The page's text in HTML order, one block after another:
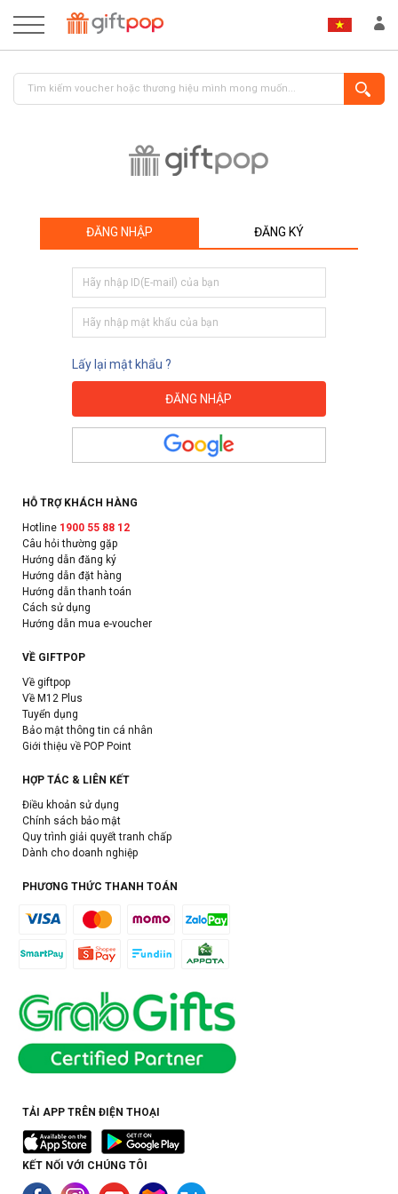
ĐĂNG NHẬP ĐĂNG KÝ
Lấy lại mật khẩu ?
HỖ TRỢ KHÁCH HÀNG
Hotline 1900 55 88 12
Câu hỏi thường gặp
Hướng dẫn đăng ký
Hướng dẫn đặt hàng
Hướng dẫn thanh toán
Cách sử dụng
Hướng dẫn mua e-voucher
VỀ GIFTPOP
Về giftpop
Về M12 Plus
Tuyển dụng
Bảo mật thông tin cá nhân
Giới thiệu về POP Point
HỢP TÁC & LIÊN KẾT
Điều khoản sử dụng
Chính sách bảo mật
Quy trình giải quyết tranh chấp
Dành cho doanh nghiệp
PHƯƠNG THỨC THANH TOÁN
TẢI APP TRÊN ĐIỆN THOẠI
KẾT NỐI VỚI CHÚNG TÔI